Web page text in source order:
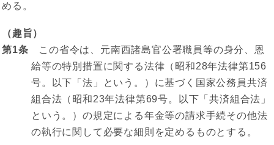
める。
（趣旨）
第1条 この省令は、元南西諸島官公署職員等の身分、恩
給等の特別措置に関する法律（昭和28年法律第156
号。以下「法」という。）に基づく国家公務員共済
組合法（昭和23年法律第69号。以下「共済組合法」
という。）の規定による年金等の請求手続その他法
の執行に関して必要な細則を定めるものとする。